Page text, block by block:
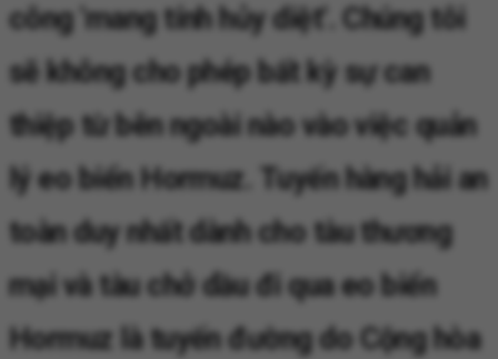
công 'mang tính hủy diệt'. Chúng tôi
sẽ không cho phép bất kỳ sự can
thiệp từ bên ngoài nào vào việc quản
lý eo biển Hormuz. Tuyến hàng hải an
toàn duy nhất dành cho tàu thương
mại và tàu chở dầu đi qua eo biển
Hormuz là tuyến đường do Cộng hòa